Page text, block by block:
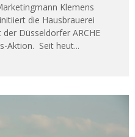
Klemens
die Hausbrauerei
Düsseldorfer ARCHE
Aktion. Seit heut...